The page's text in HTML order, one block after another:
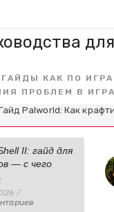
КАК ПО
ПРОБЛЕМ В
Palworld: Как
II: гайд для
— с чего
/